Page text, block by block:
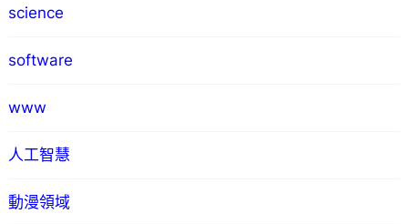
science
software
www
人工智慧
動漫領域